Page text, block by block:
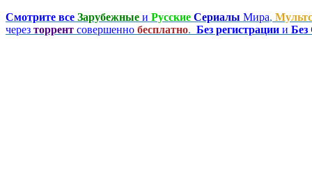
Смотрите все Зарубежные и Русские Сериалы Мира,
через торрент совершенно бесплатно. Без регистрации и